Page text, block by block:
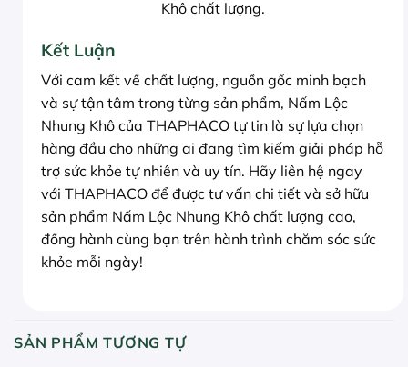
Khô chất lượng.
Kết Luận
Với cam kết về chất lượng, nguồn gốc minh bạch
và sự tận tâm trong từng sản phẩm, Nấm Lộc
Nhung Khô của THAPHACO tự tin là sự lựa chọn
hàng đầu cho những ai đang tìm kiếm giải pháp hỗ
trợ sức khỏe tự nhiên và uy tín. Hãy liên hệ ngay
với THAPHACO để được tư vấn chi tiết và sở hữu
sản phẩm Nấm Lộc Nhung Khô chất lượng cao,
đồng hành cùng bạn trên hành trình chăm sóc sức
khỏe mỗi ngày!
SẢN PHẨM TƯƠNG TỰ